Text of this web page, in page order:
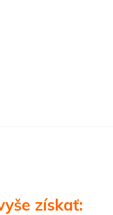
získať: